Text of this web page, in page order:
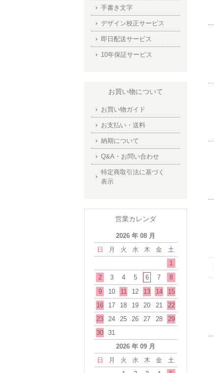
手書き文字
デザイン校正サービス
即日配送サービス
10年保証サービス
お買い物について
お買い物ガイド
お支払い・送料
納期について
Q&A・お問い合わせ
特定商取引法に基づく
表示
営業カレンダ
2026 年 08 月
日
月 火 水 木 金
土
1
2
3 4 5 6 7
8
9
10 11 12 13 14
15
16
17 18 19 20 21
22
23
24 25 26 27 28
29
30
31
2026 年 09 月
日
月 火 水 木 金
土